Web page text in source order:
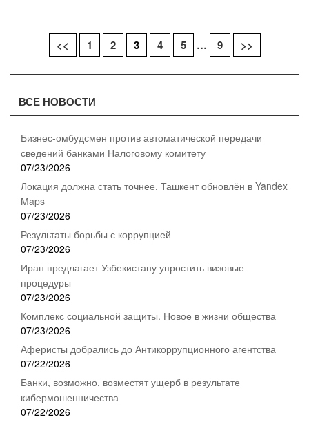
Навигация
по
записям
<< 1 2 3 4 5 … 9 >>
ВСЕ НОВОСТИ
Бизнес-омбудсмен против автоматической передачи
сведений банками Налоговому комитету
07/23/2026
Локация должна стать точнее. Ташкент обновлён в Yandex
Maps
07/23/2026
Результаты борьбы с коррупцией
07/23/2026
Иран предлагает Узбекистану упростить визовые
процедуры
07/23/2026
Комплекс социальной защиты. Новое в жизни общества
07/23/2026
Аферисты добрались до Антикоррупционного агентства
07/22/2026
Банки, возможно, возместят ущерб в результате
кибермошенничества
07/22/2026